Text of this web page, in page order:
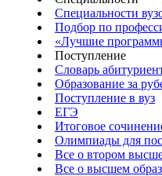
Специальности
Подбор по
«Лучшие
Поступление
Словарь
Образование за
Поступление в вуз
ЕГЭ
Итоговое
Олимпиады для
Все о втором
Все о высшем